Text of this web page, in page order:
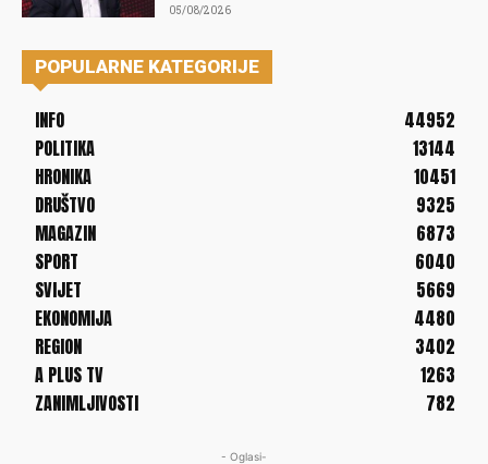
05/08/2026
POPULARNE KATEGORIJE
INFO
44952
POLITIKA
13144
HRONIKA
10451
DRUŠTVO
9325
MAGAZIN
6873
SPORT
6040
SVIJET
5669
EKONOMIJA
4480
REGION
3402
A PLUS TV
1263
ZANIMLJIVOSTI
782
- Oglasi-